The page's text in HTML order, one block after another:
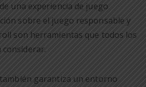
una experiencia de juego
sobre el juego responsable y
son herramientas que todos los
garantiza un entorno